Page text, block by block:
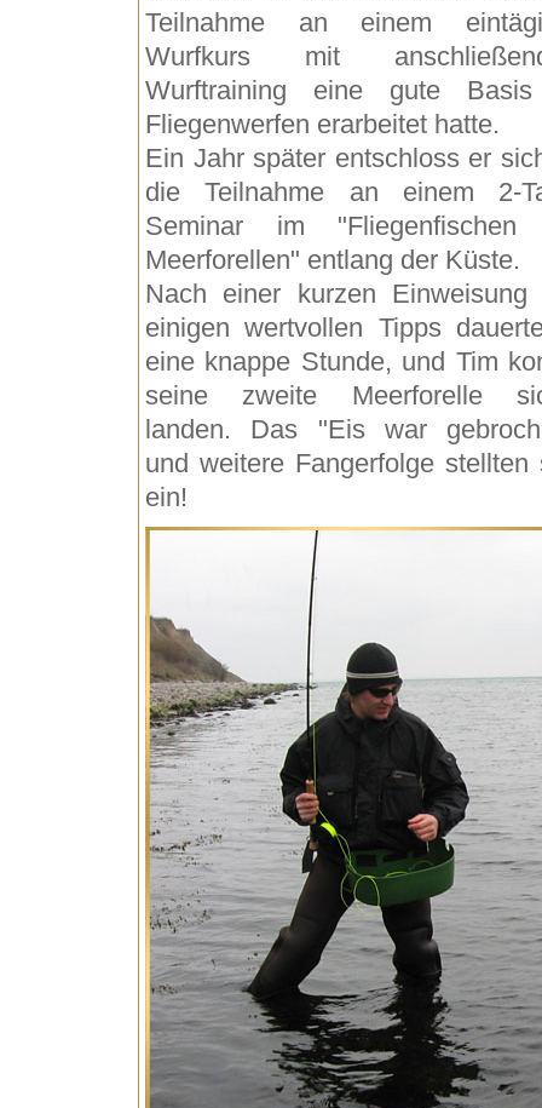
Teilnahme an einem
Wurfkurs mit
Wurftraining eine gute
Fliegenwerfen erarbeitet hatte.
Ein Jahr später entschloss er
die Teilnahme an einem 2-
Seminar im "Fliegenfischen
Meerforellen" entlang der Küste.
Nach einer kurzen Einweisung
einigen wertvollen Tipps
eine knappe Stunde, und Tim
seine zweite Meerforelle
landen. Das "Eis war
und weitere Fangerfolge stellten
ein!